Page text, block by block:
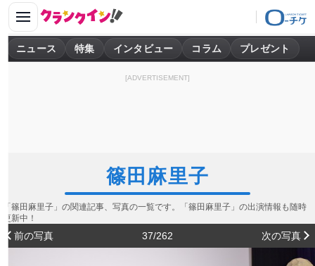
ニュース 特集 インタビュー コラム プレゼント
[ADVERTISEMENT]
篠田麻里子
「篠田麻里子」の関連記事、写真の一覧です。「篠田麻里子」の出演情報も随時
更新中！
前の写真 37/262 次の写真